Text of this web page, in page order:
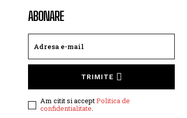
ABONARE
TRIMITE
Am citit si acceptPolitica de
confidentialitate.